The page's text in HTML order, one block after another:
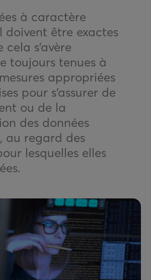
à caractère
doivent être exactes
cela s'avère
toujours tenues à
appropriées
pour s’assurer de
ou de la
des données
au regard des
lesquelles elles